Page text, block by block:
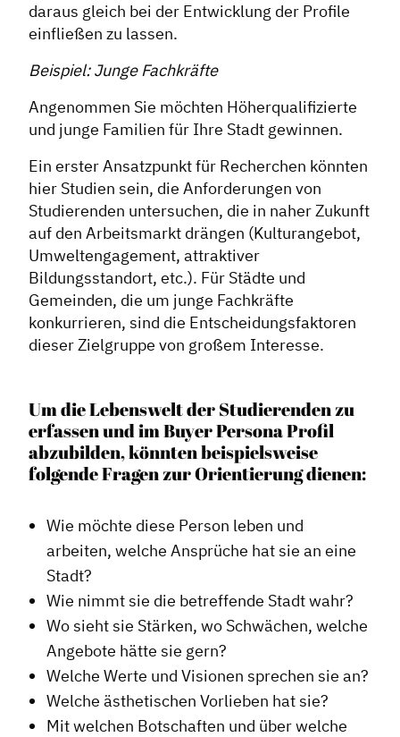
daraus gleich bei der Entwicklung der Profile
einfließen zu lassen.
Beispiel: Junge Fachkräfte
Angenommen Sie möchten Höherqualifizierte
und junge Familien für Ihre Stadt gewinnen.
Ein erster Ansatzpunkt für Recherchen könnten
hier Studien sein, die Anforderungen von
Studierenden untersuchen, die in naher Zukunft
auf den Arbeitsmarkt drängen (Kulturangebot,
Umweltengagement, attraktiver
Bildungsstandort, etc.). Für Städte und
Gemeinden, die um junge Fachkräfte
konkurrieren, sind die Entscheidungsfaktoren
dieser Zielgruppe von großem Interesse.
Um die Lebenswelt der Studierenden zu
erfassen und im Buyer Persona Profil
abzubilden, könnten beispielsweise
folgende Fragen zur Orientierung dienen:
Wie möchte diese Person leben und
arbeiten, welche Ansprüche hat sie an eine
Stadt?
Wie nimmt sie die betreffende Stadt wahr?
Wo sieht sie Stärken, wo Schwächen, welche
Angebote hätte sie gern?
Welche Werte und Visionen sprechen sie an?
Welche ästhetischen Vorlieben hat sie?
Mit welchen Botschaften und über welche